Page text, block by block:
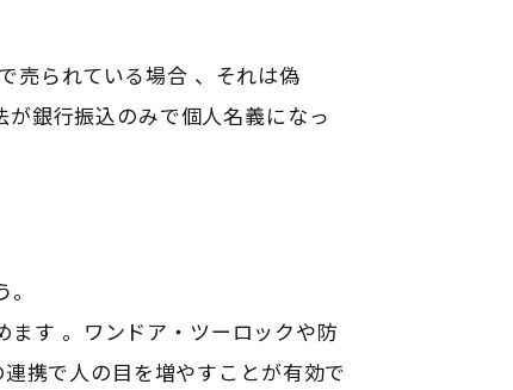
売られている場合 、それは偽
銀行振込のみで個人名義になっ
ます 。ワンドア・ツーロックや防
携で人の目を増やすことが有効で